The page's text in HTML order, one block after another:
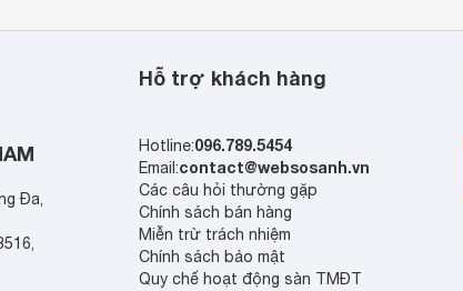
Đa,
Hỗ trợ khách hàng
Hotline:096.789.5454
Email:contact@websosanh.vn
Các câu hỏi thường gặp
Chính sách bán hàng
Miễn trừ trách nhiệm
Chính sách bảo mật
Quy chế hoạt động sàn TMĐT